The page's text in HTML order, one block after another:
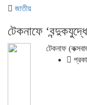
জাতীয়
টেকনাফে
টেকনাফ